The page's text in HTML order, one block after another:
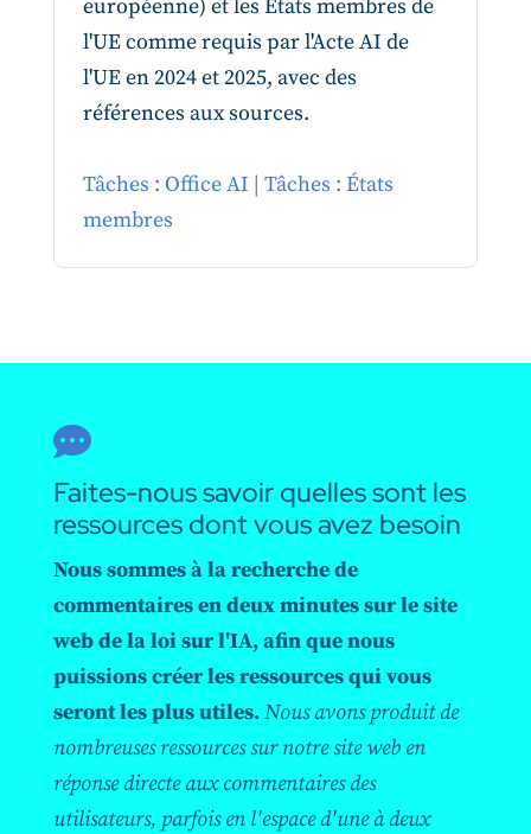
européenne) et les États membres de
l'UE comme requis par l'Acte AI de
l'UE en 2024 et 2025, avec des
références aux sources.
Tâches : Office AI | Tâches : États
membres

Faites-nous savoir quelles sont les
ressources dont vous avez besoin
Nous sommes à la recherche de
commentaires en deux minutes sur le site
web de la loi sur l'IA, afin que nous
puissions créer les ressources qui vous
seront les plus utiles.Nous avons produit de
nombreuses ressources sur notre site web en
réponse directe aux commentaires des
utilisateurs, parfois en l'espace d'une à deux